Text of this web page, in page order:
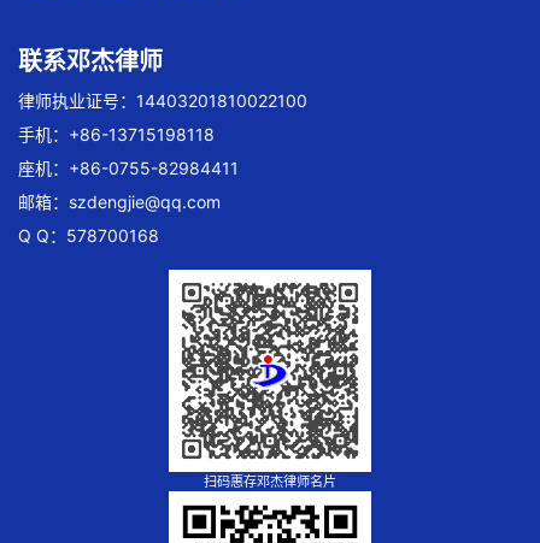
联系邓杰律师
律师执业证号：14403201810022100
手机：+86-13715198118
座机：+86-0755-82984411
邮箱： szdengjie@qq.com
Q Q：578700168
扫码惠存邓杰律师名片